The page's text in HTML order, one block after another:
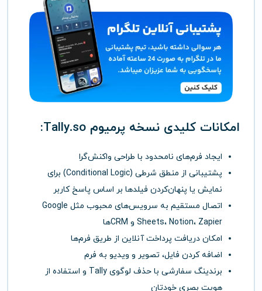
امکانات کلیدی نسخه پرمیوم Tally.so:
ایجاد فرم‌های نامحدود با طراحی واکنش‌گرا
پشتیبانی از منطق شرطی (Conditional Logic) برای
نمایش یا پنهان‌کردن فیلدها بر اساس پاسخ کاربر
اتصال مستقیم به سرویس‌های محبوب مثل Google
Sheets، Notion، Zapier و CRMها
امکان دریافت پرداخت آنلاین از طریق فرم‌ها
اضافه کردن فایل، تصویر و ویدیو به فرم
برندینگ سفارشی با حذف لوگوی Tally و استفاده از
هویت بصری خودتان